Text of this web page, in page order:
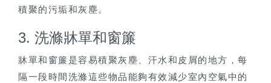
積聚的污垢和灰塵。
3. 洗滌牀單和窗簾
牀單和窗簾是容易積聚灰塵、汗水和皮屑的地方，每
隔一段時間洗滌這些物品能夠有效減少室內空氣中的